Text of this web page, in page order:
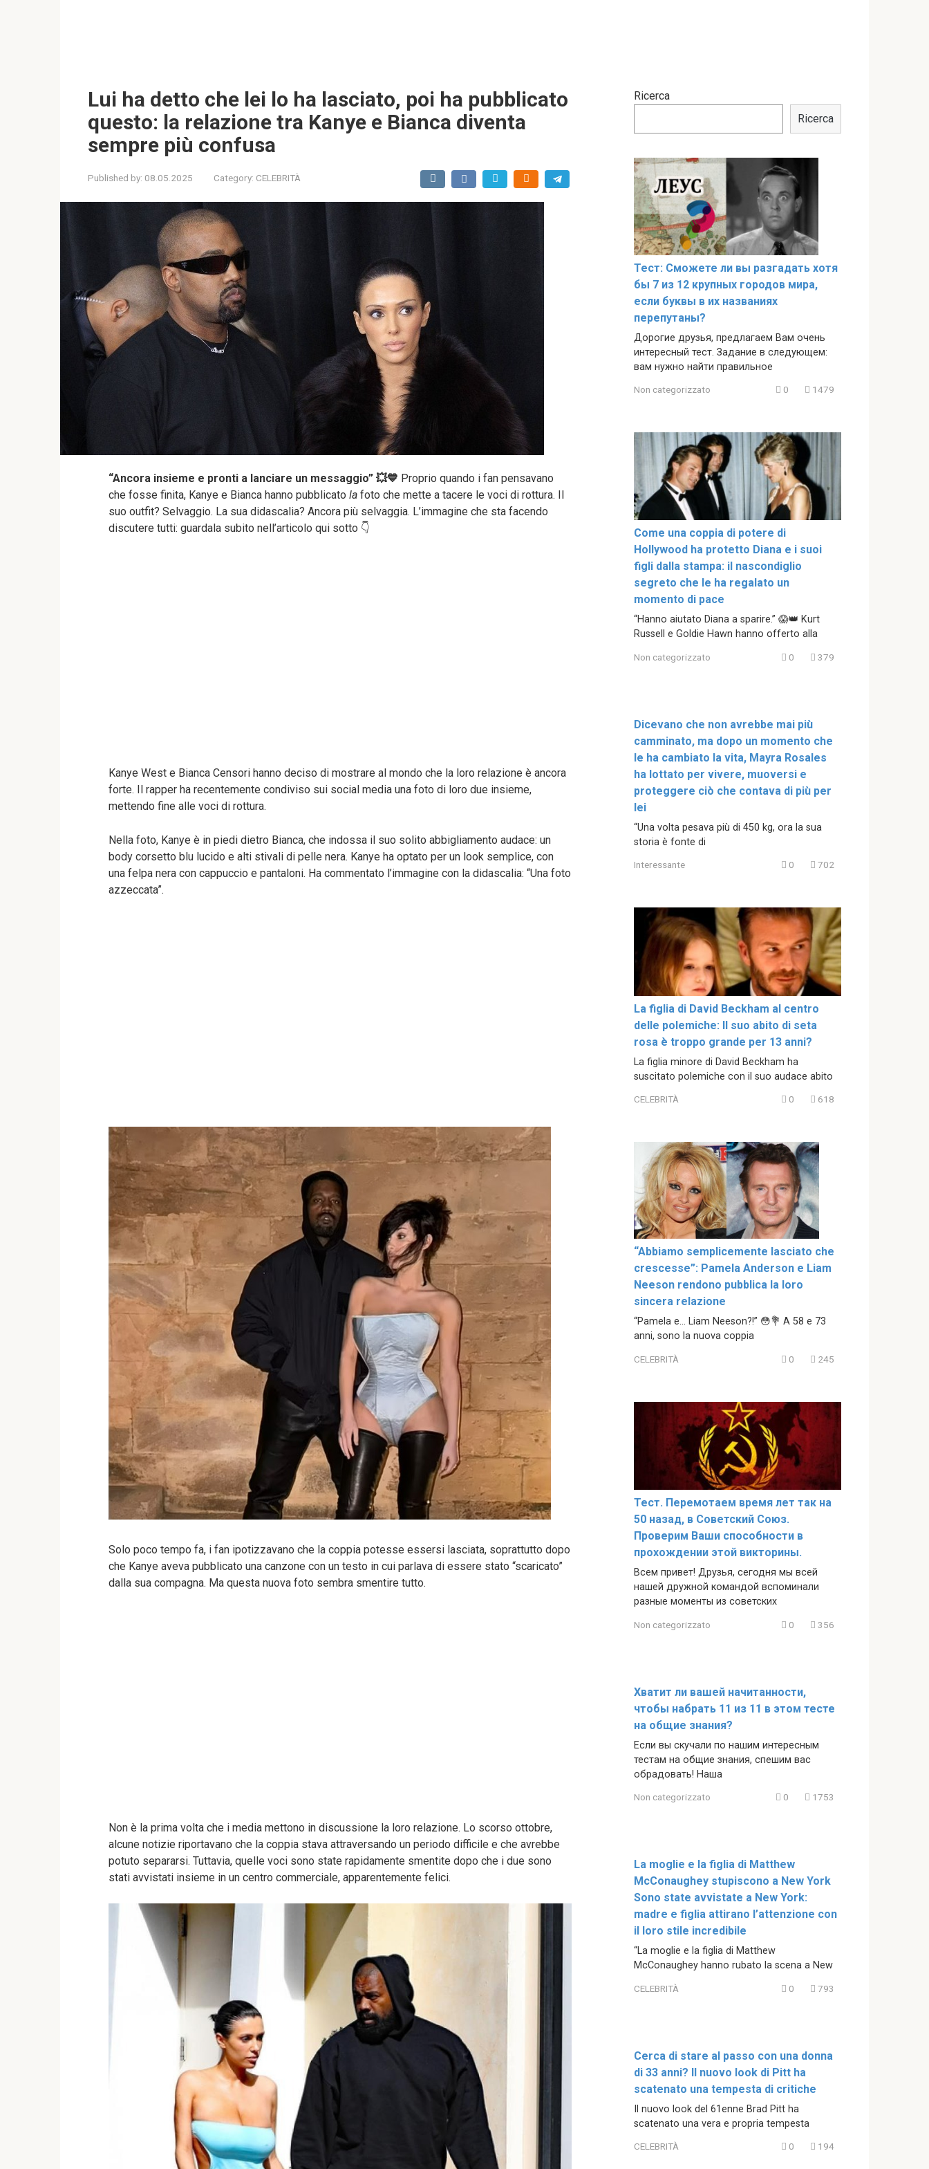
Lui ha detto che lei lo ha lasciato, poi ha pubblicato
questo: la relazione tra Kanye e Bianca diventa
sempre più confusa
Published by: 08.05.2025 Category: CELEBRITÀ
“Ancora insieme e pronti a lanciare un messaggio” 💥💙 Proprio quando i fan pensavano
che fosse finita, Kanye e Bianca hanno pubblicato la foto che mette a tacere le voci di rottura. Il
suo outfit? Selvaggio. La sua didascalia? Ancora più selvaggia. L’immagine che sta facendo
discutere tutti: guardala subito nell’articolo qui sotto 👇
Kanye West e Bianca Censori hanno deciso di mostrare al mondo che la loro relazione è ancora
forte. Il rapper ha recentemente condiviso sui social media una foto di loro due insieme,
mettendo fine alle voci di rottura.
Nella foto, Kanye è in piedi dietro Bianca, che indossa il suo solito abbigliamento audace: un
body corsetto blu lucido e alti stivali di pelle nera. Kanye ha optato per un look semplice, con
una felpa nera con cappuccio e pantaloni. Ha commentato l’immagine con la didascalia: “Una foto
azzeccata”.
Solo poco tempo fa, i fan ipotizzavano che la coppia potesse essersi lasciata, soprattutto dopo
che Kanye aveva pubblicato una canzone con un testo in cui parlava di essere stato “scaricato”
dalla sua compagna. Ma questa nuova foto sembra smentire tutto.
Non è la prima volta che i media mettono in discussione la loro relazione. Lo scorso ottobre,
alcune notizie riportavano che la coppia stava attraversando un periodo difficile e che avrebbe
potuto separarsi. Tuttavia, quelle voci sono state rapidamente smentite dopo che i due sono
stati avvistati insieme in un centro commerciale, apparentemente felici.
Ricerca
Ricerca
Тест: Сможете ли вы разгадать хотя
бы 7 из 12 крупных городов мира,
если буквы в их названиях
перепутаны?
Дорогие друзья, предлагаем Вам очень
интересный тест. Задание в следующем:
вам нужно найти правильное
Non categorizzato 0 1479
Come una coppia di potere di
Hollywood ha protetto Diana e i suoi
figli dalla stampa: il nascondiglio
segreto che le ha regalato un
momento di pace
“Hanno aiutato Diana a sparire.” 😱👑 Kurt
Russell e Goldie Hawn hanno offerto alla
Non categorizzato 0 379
Dicevano che non avrebbe mai più
camminato, ma dopo un momento che
le ha cambiato la vita, Mayra Rosales
ha lottato per vivere, muoversi e
proteggere ciò che contava di più per
lei
“Una volta pesava più di 450 kg, ora la sua
storia è fonte di
Interessante 0 702
La figlia di David Beckham al centro
delle polemiche: Il suo abito di seta
rosa è troppo grande per 13 anni?
La figlia minore di David Beckham ha
suscitato polemiche con il suo audace abito
CELEBRITÀ 0 618
“Abbiamo semplicemente lasciato che
crescesse”: Pamela Anderson e Liam
Neeson rendono pubblica la loro
sincera relazione
“Pamela e… Liam Neeson?!” 😳💐 A 58 e 73
anni, sono la nuova coppia
CELEBRITÀ 0 245
Тест. Перемотаем время лет так на
50 назад, в Советский Союз.
Проверим Ваши способности в
прохождении этой викторины.
Всем привет! Друзья, сегодня мы всей
нашей дружной командой вспоминали
разные моменты из советских
Non categorizzato 0 356
Хватит ли вашей начитанности,
чтобы набрать 11 из 11 в этом тесте
на общие знания?
Если вы скучали по нашим интересным
тестам на общие знания, спешим вас
обрадовать! Наша
Non categorizzato 0 1753
La moglie e la figlia di Matthew
McConaughey stupiscono a New York
Sono state avvistate a New York:
madre e figlia attirano l’attenzione con
il loro stile incredibile
“La moglie e la figlia di Matthew
McConaughey hanno rubato la scena a New
CELEBRITÀ 0 793
Cerca di stare al passo con una donna
di 33 anni? Il nuovo look di Pitt ha
scatenato una tempesta di critiche
Il nuovo look del 61enne Brad Pitt ha
scatenato una vera e propria tempesta
CELEBRITÀ 0 194